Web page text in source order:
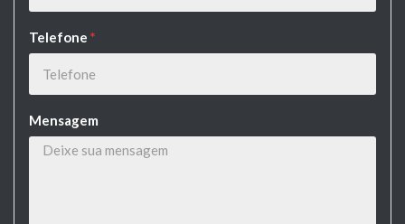
Telefone *
Mensagem